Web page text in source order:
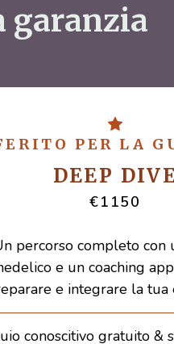
garanzia
PER LA
DEEP
€1150
percorso completo con
e un coaching
e integrare la tua
conoscitivo gratuito &